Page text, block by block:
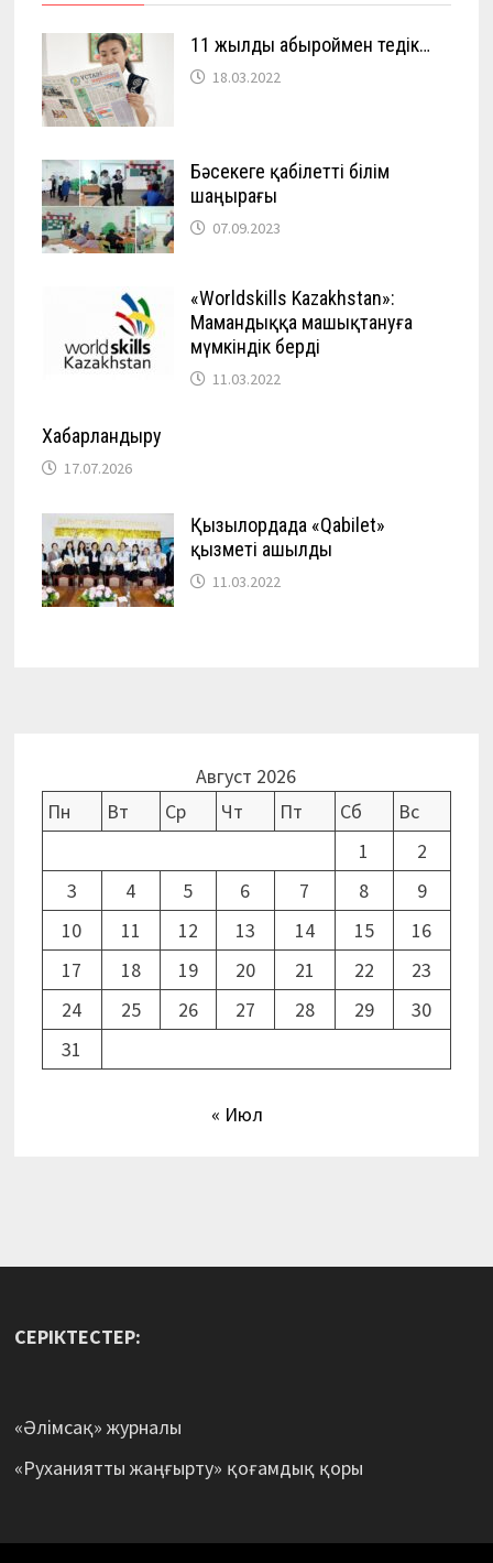
11 жылды абыроймен өтедік…
18.03.2022
Бәсекеге қабілетті білім
шаңырағы
07.09.2023
«Worldskills Kazakhstan»:
Мамандыққа машықтануға
мүмкіндік берді
11.03.2022
Хабарландыру
17.07.2026
Қызылордада «Qabilet»
қызметі ашылды
11.03.2022
Август 2026
Пн
Вт Ср Чт Пт Сб
Вс
1
2
3
4 5 6 7 8
9
10
11 12 13 14 15
16
17
18 19 20 21 22
23
24
25 26 27 28 29
30
31
« Июл
СЕРІКТЕСТЕР:
«Әлімсақ» журналы
«Руханиятты жаңғырту» қоғамдық қоры